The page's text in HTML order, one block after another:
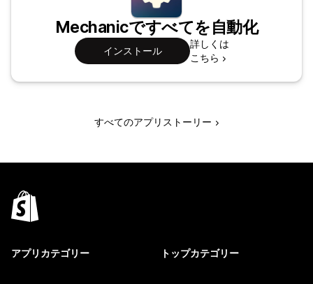
Mechanicですべてを自動化
インストール
詳しくは
こちら
すべてのアプリストーリー
アプリカテゴリー トップカテゴリー